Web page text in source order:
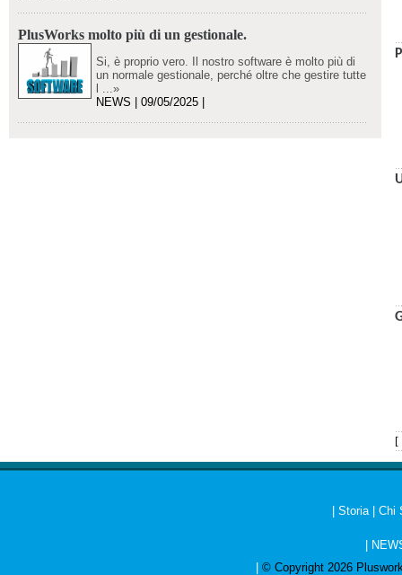
PlusWorks molto più di un gestionale.
Si, è proprio vero. Il nostro software è molto più di
un normale gestionale, perché oltre che gestire tutte
l ...»
NEWS | 09/05/2025 |
[
Storia Chi
© Copyright 2026